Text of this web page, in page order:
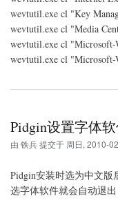
wevtutil.exe cl "Key
wevtutil.exe cl "Media
wevtutil.exe cl "Microsoft-
wevtutil.exe cl
Pidgin设置字体
由 铁兵提交于 周日, 2010-
Pidgin安装时选为中文
选字体软件就会自动退